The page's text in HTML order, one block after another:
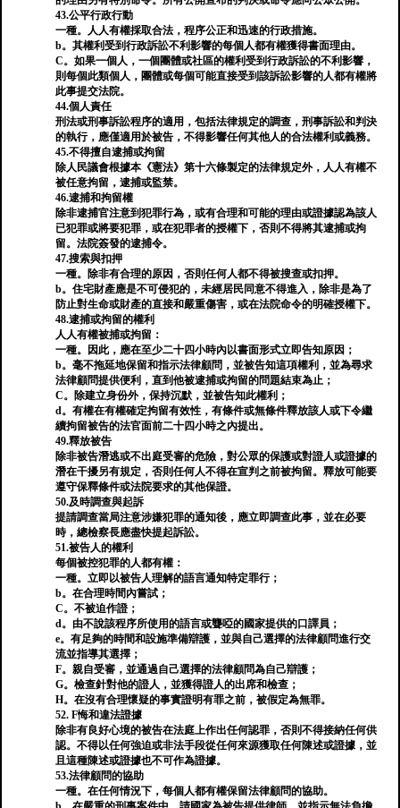
43.公平行政行動
一種。人人有權採取合法，程序公正和迅速的行政措施。
b。其權利受到行政訴訟不利影響的每個人都有權獲得書面理由。
C。如果一個人，一個團體或社區的權利受到行政訴訟的不利影響，
則每個此類個人，團體或每個可能直接受到該訴訟影響的人都有權將
此事提交法院。
44.個人責任
刑法或刑事訴訟程序的適用，包括法律規定的調查，刑事訴訟和判決
的執行，應僅適用於被告，不得影響任何其他人的合法權利或義務。
45.不得擅自逮捕或拘留
除人民議會根據本《憲法》第十六條製定的法律規定外，人人有權不
被任意拘留，逮捕或監禁。
46.逮捕和拘留權
除非逮捕官注意到犯罪行為，或有合理和可能的理由或證據認為該人
已犯罪或將要犯罪，或在犯罪者的授權下，否則不得將其逮捕或拘
留。法院簽發的逮捕令。
47.搜索與扣押
一種。除非有合理的原因，否則任何人都不得被搜查或扣押。
b。住宅財產應是不可侵犯的，未經居民同意不得進入，除非是為了
防止對生命或財產的直接和嚴重傷害，或在法院命令的明確授權下。
48.逮捕或拘留的權利
人人有權被捕或拘留：
一種。因此，應在至少二十四小時內以書面形式立即告知原因；
b。毫不拖延地保留和指示法律顧問，並被告知這項權利，並為尋求
法律顧問提供便利，直到他被逮捕或拘留的問題結束為止；
C。除建立身份外，保持沉默，並被告知此權利；
d。有權在有權確定拘留有效性，有條件或無條件釋放該人或下令繼
續拘留被告的法官面前二十四小時之內提出。
49.釋放被告
除非被告潛逃或不出庭受審的危險，對公眾的保護或對證人或證據的
潛在干擾另有規定，否則任何人不得在宣判之前被拘留。釋放可能要
遵守保釋條件或法院要求的其他保證。
50.及時調查與起訴
提請調查當局注意涉嫌犯罪的通知後，應立即調查此事，並在必要
時，總檢察長應盡快提起訴訟。
51.被告人的權利
每個被控犯罪的人都有權：
一種。立即以被告人理解的語言通知特定罪行；
b。在合理時間內嘗試；
C。不被迫作證；
d。由不說該程序所使用的語言或聾啞的國家提供的口譯員；
e。有足夠的時間和設施準備辯護，並與自己選擇的法律顧問進行交
流並指導其選擇；
F。親自受審，並通過自己選擇的法律顧問為自己辯護；
G。檢查針對他的證人，並獲得證人的出席和檢查；
H。在沒有合理懷疑的事實證明有罪之前，被假定為無罪。
52. F悔和違法證據
除非有良好心境的被告在法庭上作出任何認罪，否則不得接納任何供
認。不得以任何強迫或非法手段從任何來源獲取任何陳述或證據，並
且這種陳述或證據也不可作為證據。
53.法律顧問的協助
一種。在任何情況下，每個人都有權保留法律顧問的協助。